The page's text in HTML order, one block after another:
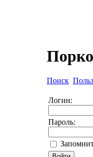
Поиск
Логин:
Пароль: